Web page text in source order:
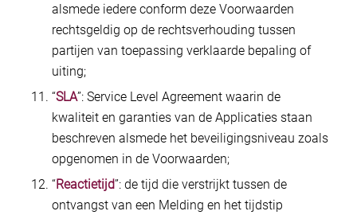
alsmede iedere conform deze Voorwaarden
rechtsgeldig op de rechtsverhouding tussen
partijen van toepassing verklaarde bepaling of
uiting;
“SLA”: Service Level Agreement waarin de
kwaliteit en garanties van de Applicaties staan
beschreven alsmede het beveiligingsniveau zoals
opgenomen in de Voorwaarden;
“Reactietijd”: de tijd die verstrijkt tussen de
ontvangst van een Melding en het tijdstip